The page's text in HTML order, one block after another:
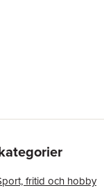
fritid och hobby